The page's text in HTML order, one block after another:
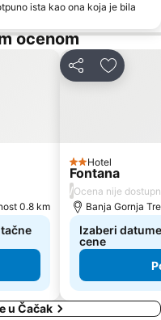
ista kao ona koja je bila
ocenom
0.8 km
Deli Dodati
2 Zvezdice
Hotel
Fontana
/Ocena nije
Banja Gornja
Izaberi
cene
u Čačak